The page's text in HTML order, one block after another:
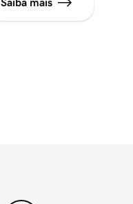
Saiba mais